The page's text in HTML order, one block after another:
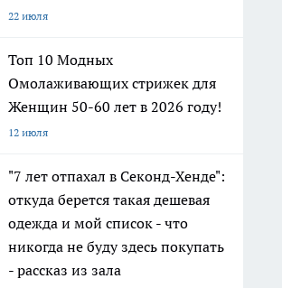
22 июля
Топ 10 Модных
Омолаживающих стрижек для
Женщин 50-60 лет в 2026 году!
12 июля
"7 лет отпахал в Секонд-Хенде":
откуда берется такая дешевая
одежда и мой список - что
никогда не буду здесь покупать
- рассказ из зала